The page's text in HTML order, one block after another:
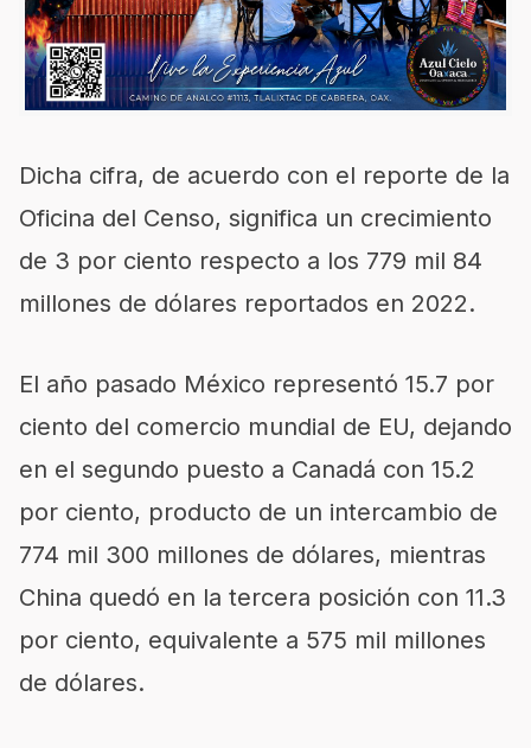
Dicha cifra, de acuerdo con el reporte de la
Oficina del Censo, significa un crecimiento
de 3 por ciento respecto a los 779 mil 84
millones de dólares reportados en 2022.
El año pasado México representó 15.7 por
ciento del comercio mundial de EU, dejando
en el segundo puesto a Canadá con 15.2
por ciento, producto de un intercambio de
774 mil 300 millones de dólares, mientras
China quedó en la tercera posición con 11.3
por ciento, equivalente a 575 mil millones
de dólares.